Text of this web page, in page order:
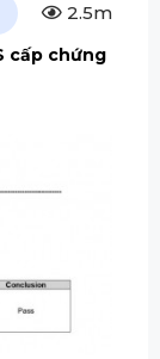
2.5m
cấp chứng